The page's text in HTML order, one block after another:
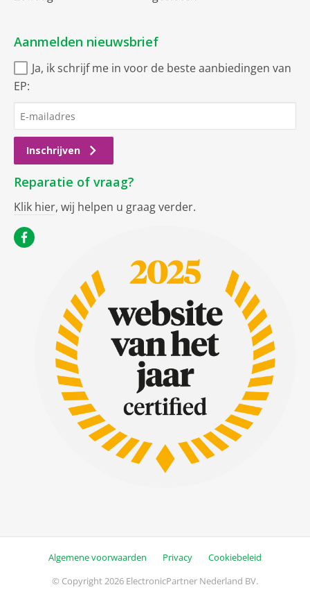
Aanmelden nieuwsbrief
Ja, ik schrijf me in voor de beste aanbiedingen van
EP:
Inschrijven
Reparatie of vraag?
Klik hier, wij helpen u graag verder.
Algemene voorwaarden Privacy
Cookiebeleid
© Copyright 2026 ElectronicPartner Nederland BV.